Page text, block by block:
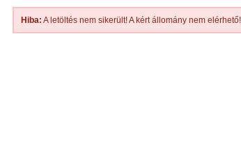
Hiba: A letöltés nem sikerült! A kért állomány nem elérhető!